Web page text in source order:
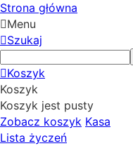
Strona główna
Menu
Szukaj
Koszyk
Koszyk
Koszyk jest pusty
Zobacz koszyk Kasa
Lista życzeń